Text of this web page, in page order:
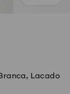
Lacado